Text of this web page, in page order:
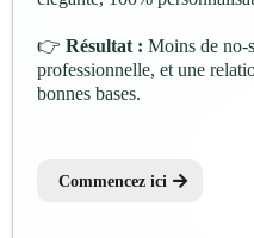
👉 Résultat : Moins de no-
professionnelle, et une
bonnes bases.
Commencez ici